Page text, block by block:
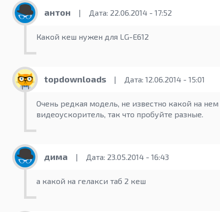
антон | Дата: 22.06.2014 - 17:52
Какой кеш нужен для LG-E612
topdownloads | Дата: 12.06.2014 - 15:01
Очень редкая модель, не известно какой на нем
видеоускоритель, так что пробуйте разные.
дима | Дата: 23.05.2014 - 16:43
а какой на гелакси таб 2 кеш